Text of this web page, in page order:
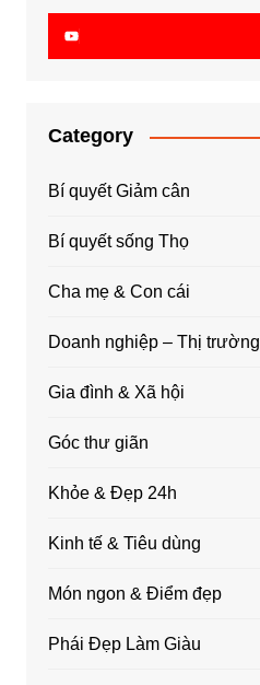
Category
Bí quyết Giảm cân
Bí quyết sống Thọ
Cha mẹ & Con cái
Doanh nghiệp – Thị trường
Gia đình & Xã hội
Góc thư giãn
Khỏe & Đẹp 24h
Kinh tế & Tiêu dùng
Món ngon & Điểm đẹp
Phái Đẹp Làm Giàu